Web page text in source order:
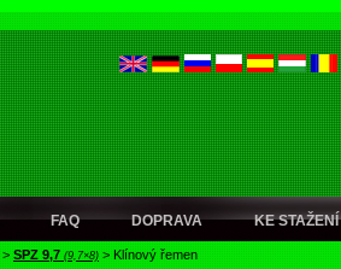
FAQ DOPRAVA KE STAŽENÍ
> SPZ 9,7 (9,7×8) > Klínový řemen